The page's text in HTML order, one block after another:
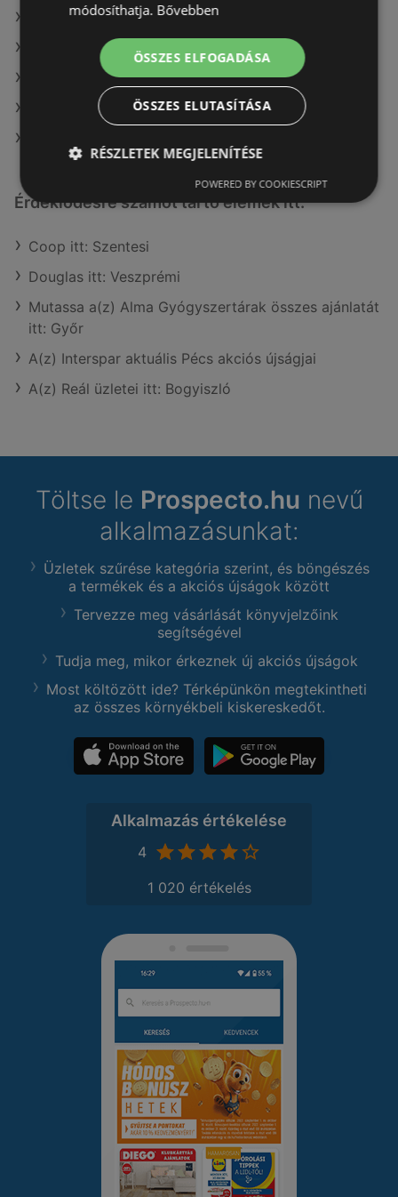
A(z) COOP Szolnok Zrt. ajánlatai
A(z) Auchan ajánlatai
A(z) CBA ajánlatai
A(z) Fressnapf-Hungária Kft. ajánlatai
Érdeklődésre számot tartó elemek itt:
Coop itt: Szentesi
Douglas itt: Veszprémi
Mutassa a(z) Alma Gyógyszertárak összes ajánlatát
itt: Győr
A(z) Interspar aktuális Pécs akciós újságjai
A(z) Reál üzletei itt: Bogyiszló
Töltse le Prospecto.hu nevű
alkalmazásunkat:
Üzletek szűrése kategória szerint, és böngészés
a termékek és a akciós újságok között
Tervezze meg vásárlását könyvjelzőink
segítségével
Tudja meg, mikor érkeznek új akciós újságok
Most költözött ide? Térképünkön megtekintheti
az összes környékbeli kiskereskedőt.
Alkalmazás értékelése
4
1 020 értékelés
módosíthatja. Bővebben
ÖSSZES ELFOGADÁSA
ÖSSZES ELUTASÍTÁSA
RÉSZLETEK MEGJELENÍTÉSE
POWERED BY COOKIESCRIPT